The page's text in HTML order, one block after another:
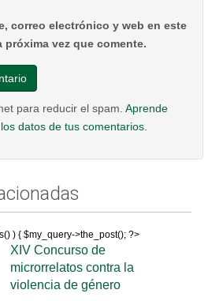
correo electrónico y web en este
próxima vez que comente.
para reducir el spam. Aprende
datos de tus comentarios.
) { $my_query->the_post(); ?>
XIV Concurso de
microrrelatos contra la
violencia de género